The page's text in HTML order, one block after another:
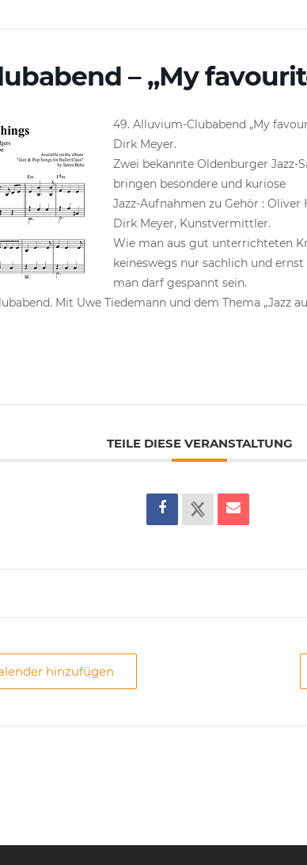
– „My
49. Alluvium-Clubabend „My
Dirk Meyer.
Zwei bekannte Oldenburger
bringen besondere und kuriose
Jazz-Aufnahmen zu Gehör :
Dirk Meyer, Kunstvermittler.
Wie man aus gut unterrichteten
keineswegs nur sachlich und ernst
man darf gespannt sein.
Mit Uwe Tiedemann und dem Thema „Jazz
TEILE DIESE VERANSTALTUNG
hinzufügen